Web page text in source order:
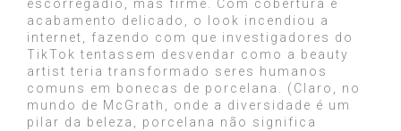
escorregadio, mas firme. Com cobertura e
acabamento delicado, o look incendiou a
internet, fazendo com que investigadores do
TikTok tentassem desvendar como a beauty
artist teria transformado seres humanos
comuns em bonecas de porcelana. (Claro, no
mundo de McGrath, onde a diversidade é um
pilar da beleza, porcelana não significa